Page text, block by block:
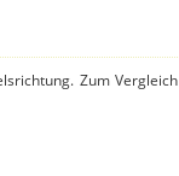
Zum Vergleich